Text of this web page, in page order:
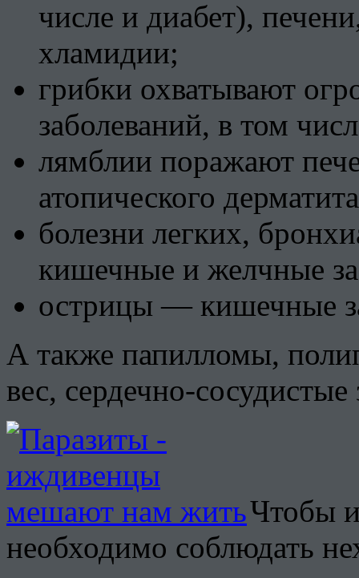
числе и диабет),
хламидии;
грибки охватывают
заболеваний, в том
лямблии поражают
атопического
болезни легких,
кишечные и желчные
острицы — кишечные
А также папилломы,
вес, сердечно-
Чтобы
необходимо соблюдать